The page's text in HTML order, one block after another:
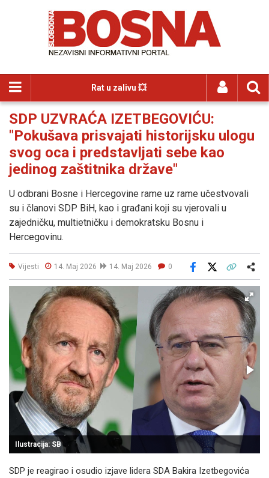
Rat u zalivu 💥
SDP UZVRAĆA IZETBEGOVIĆU:
"Pokušava prisvajati historijsku ulogu
svog oca i predstavljati sebe kao
jedinog zaštitnika države"
U odbrani Bosne i Hercegovine rame uz rame učestvovali
su i članovi SDP BiH, kao i građani koji su vjerovali u
zajedničku, multietničku i demokratsku Bosnu i
Hercegovinu.
Vijesti 14. Maj 2026 14. Maj 2026 0
Facebook
Ilustracija: SB
SDP je reagirao i osudio izjave lidera SDA Bakira Izetbegovića